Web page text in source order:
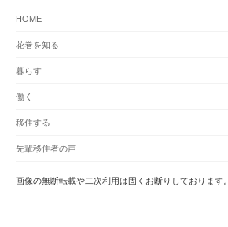
HOME
花巻を知る
暮らす
働く
移住する
先輩移住者の声
画像の無断転載や二次利用は固くお断りしております。